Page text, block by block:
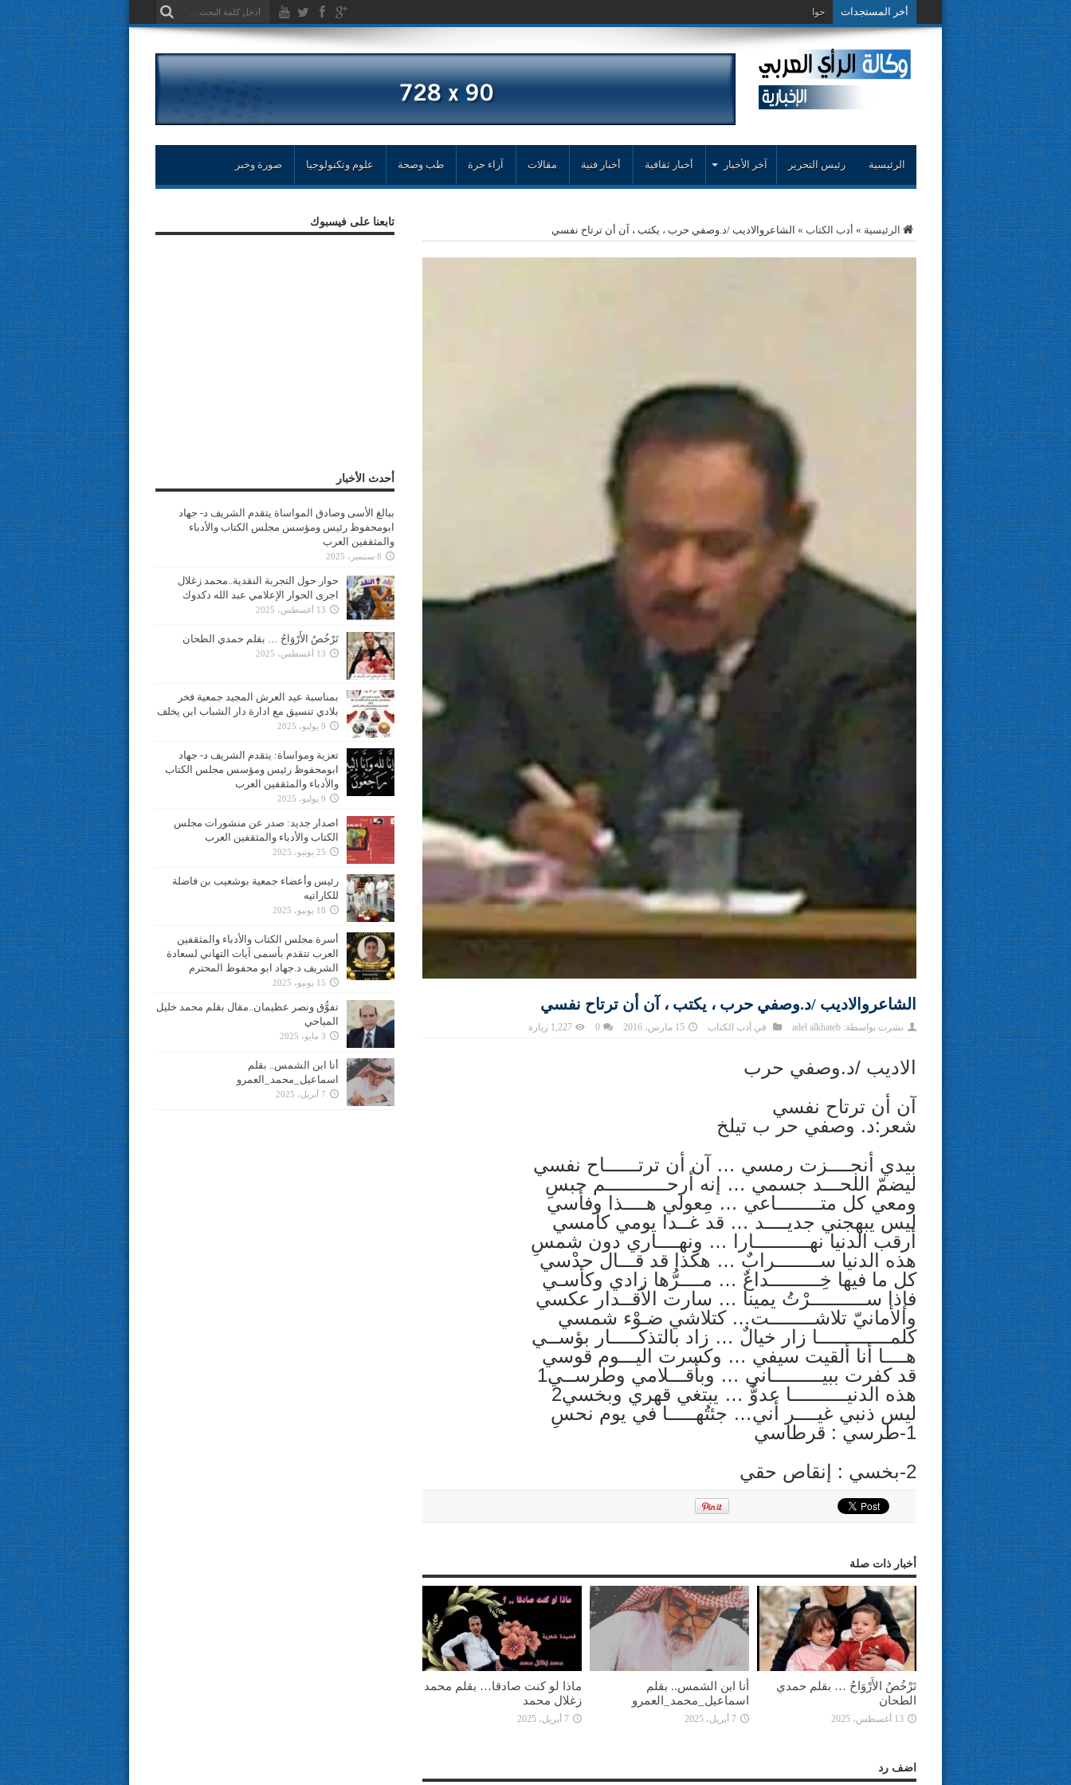
أخر المستجدات حوار حول التجربة ا
الرئيسية رئيس التحرير آخر الأخبار أخبار ثقافية أخبار فنية مقالات آراء حرة طب وصحة علوم وتكنولوجيا صورة وخبر
الرئيسية » أدب الكتاب » الشاعروالاديب /د.وصفي حرب ، يكتب ، آن أن ترتاح نفسي
الشاعروالاديب /د.وصفي حرب ، يكتب ، آن أن ترتاح نفسي
نشرت بواسطة:adel alkhateb في أدب الكتاب 15 مارس، 2016 0 1,227 زيارة
الاديب /د.وصفي حرب
آن أن ترتاح نفسي
شعر:د. وصفي حر ب تيلخ
بيدي أنجــــزت رمسي … آن أن ترتــــــاح نفسي
ليضمّ اللحـــد جسمي … إنه أرحـــــــــــم حبسِ
ومعي كل متــــــــاعي … مِعولي هــــذا وفأسي
ليس يبهجني جديــــد … قد غــدا يومي كأمسي
أرقب الدنيا نهــــــــــارا … ونهــــاري دون شمسِ
هذه الدنيا ســــــــرابٌ … هكذا قد قـــال حدْسي
كل ما فيها خِـــــــــداعٌ … مــــرُّها زادي وكأسـي
فإذا ســــــــــرْتُ يمينا … سارت الأقــدار عكسي
والأمانيّ تلاشــــــــت… كتلاشي ضـوْء شمسي
كلمـــــــــــــا زار خيالٌ … زاد بالتذكـــــار بؤســي
هــــا أنا ألقيت سيفي … وكسرت اليـــوم قوسي
قد كفرت ببيـــــــــاني … وبأقـــلامي وطرســي1
هذه الدنيــــــــــا عدوٌّ … يبتغي قهري وبخسي2
ليس ذنبي غيــــر أني… جئتُهـــــا في يوم نحسِ
1-طرسي : قرطاسي
2-بخسي : إنقاص حقي
أخبار ذات صلة
تَرْخُصُ الأَرْوَاحُ … بقلم حمدي
الطحان
13 أغسطس، 2025
أنا ابن الشمس.. بقلم
اسماعيل_محمد_العمرو
7 أبريل، 2025
ماذا لو كنت صادقا… بقلم محمد
زغلال محمد
7 أبريل، 2025
اضف رد
تابعنا على فيسبوك
أحدث الأخبار
ببالغ الأسى وصادق المواساة يتقدم الشريف د- جهاد
ابومحفوظ رئيس ومؤسس مجلس الكتاب والأدباء
والمثقفين العرب
8 سبتمبر، 2025
حوار حول التجربة النقدية..محمد زغلال
اجرى الحوار الإعلامي عبد الله دكدوك
13 أغسطس، 2025
تَرْخُصُ الأَرْوَاحُ … بقلم حمدي الطحان
13 أغسطس، 2025
بمناسبة عيد العرش المجيد جمعية فخر
بلادي تنسيق مع ادارة دار الشباب ابن يخلف
9 يوليو، 2025
تعزية ومواساة: يتقدم الشريف د- جهاد
ابومحفوظ رئيس ومؤسس مجلس الكتاب
والأدباء والمثقفين العرب
9 يوليو، 2025
اصدار جديد: صدر عن منشورات مجلس
الكتاب والأدباء والمثقفين العرب
25 يونيو، 2025
رئيس وأعضاء جمعية بوشعيب بن فاضلة
للكاراتيه
18 يونيو، 2025
أسرة مجلس الكتاب والأدباء والمثقفين
العرب تتقدم بأسمى آيات التهاني لسعادة
الشريف د.جهاد ابو محفوظ المحترم
15 يونيو، 2025
تفوُّق ونصر عظيمان..مقال بقلم محمد خليل
المياحي
3 مايو، 2025
أنا ابن الشمس.. بقلم
اسماعيل_محمد_العمرو
7 أبريل، 2025